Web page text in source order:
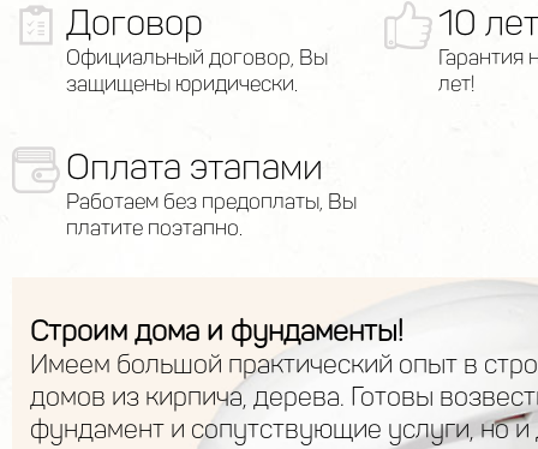
Договор
Официальный договор, Вы
защищены юридически.
10 лет
Гарантия
лет!
Оплата этапами
Работаем без предоплаты, Вы
платите поэтапно.
Строим дома и фундаменты!
Имеем большой практический опыт в
домов из кирпича, дерева. Готовы
фундамент и сопутствующие услуги, но